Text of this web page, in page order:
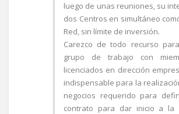
luego de unas reuniones, su
dos Centros en simultáneo
Red, sin límite de inversión.
Carezco de todo recurso
grupo de trabajo con
licenciados en dirección
indispensable para la
negocios requerido para
contrato para dar inicio a la